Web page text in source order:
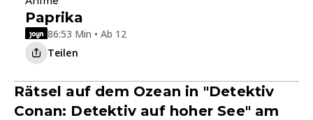
Paprika
86:53 Min • Ab 12
Teilen
Rätsel auf dem Ozean in "Detektiv
Conan: Detektiv auf hoher See" am